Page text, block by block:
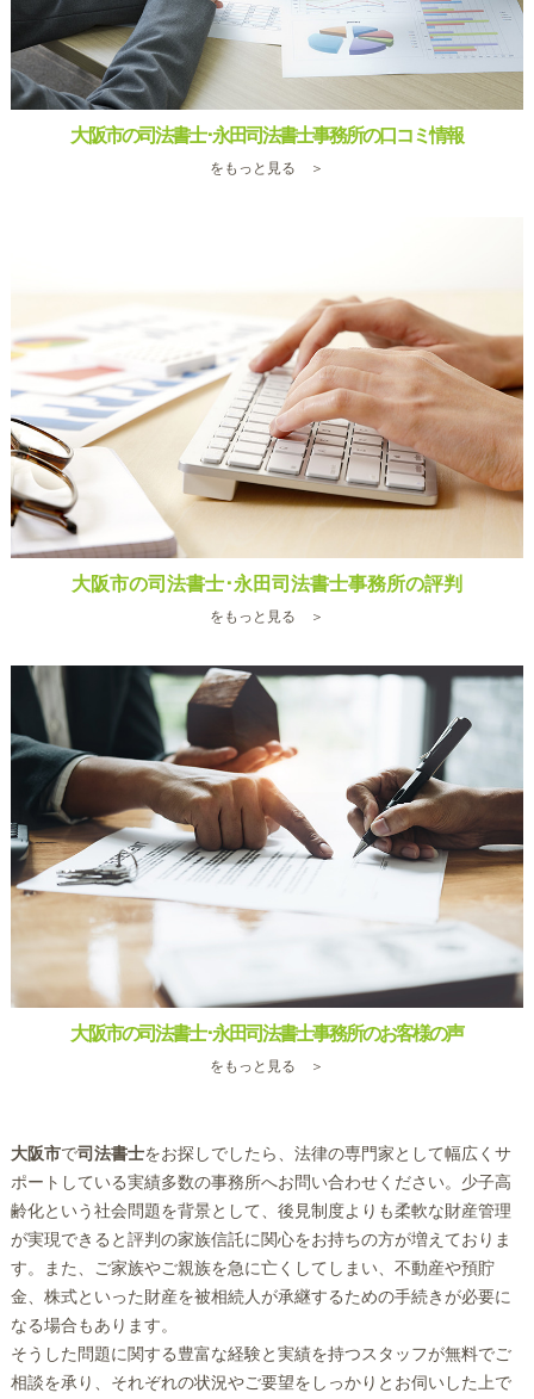
大阪市の司法書士･永田司法書士事務所の口コミ情報
をもっと見る ＞
大阪市の司法書士･永田司法書士事務所の評判
をもっと見る ＞
大阪市の司法書士･永田司法書士事務所のお客様の声
をもっと見る ＞
大阪市で司法書士をお探しでしたら、法律の専門家として幅広くサ
ポートしている実績多数の事務所へお問い合わせください。少子高
齢化という社会問題を背景として、後見制度よりも柔軟な財産管理
が実現できると評判の家族信託に関心をお持ちの方が増えておりま
す。また、ご家族やご親族を急に亡くしてしまい、不動産や預貯
金、株式といった財産を被相続人が承継するための手続きが必要に
なる場合もあります。
そうした問題に関する豊富な経験と実績を持つスタッフが無料でご
相談を承り、それぞれの状況やご要望をしっかりとお伺いした上で